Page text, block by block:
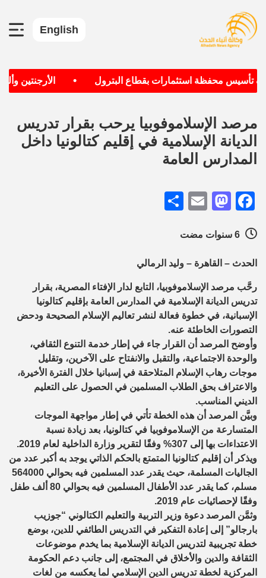
English
تأسيس محفظة استثمارات بقطاع البترول الأرجنتين
مرصد الإسلاموفوبيا يرحب بقرار تدريس
الديانة الإسلامية في إقليم كتالونيا داخل
المدارس العامة
Facebook
Mastodon
Email
الحدث – القاهرة – وليد الرمالي
رحَّب مرصد الإسلاموفوبيا، التابع لدار الإفتاء المصرية، بقرار
تدريس الديانة الإسلامية في المدارس العامة بإقليم كتالونيا
الإسبانية، في خطوة فعالة لنشر تعاليم الإسلام الصحيحة ودحض
التصورات الخاطئة عنه.
وأوضح المرصد أن القرار جاء في إطار خدمة التنوع الثقافي،
والوحدة الاجتماعية، والتقبل والانفتاح على الآخرين، وتقليل
موجات رهاب الإسلام المتلاحقة في إسبانيا خلال الفترة الأخيرة،
والاعتراف بحق الطلاب المسلمين في الحصول على التعليم
الديني المناسب.
وبيَّن المرصد أن هذه الخطة تأتي في إطار مواجهة الموجات
المتسارعة من الإسلاموفوبيا في كتالونيا، بعد زيادة نسبة
الاعتداءات بها إلى 307% وفقًا لتقرير وزارة الداخلية لعام 2019.
ويذكر أن إقليم كتالونيا المتمتع بالحكم الذاتي يوجد به أكبر عدد من
الجاليات المسلمة، حيث يقدر عدد المسلمين فيه بحوالي 564000
مسلم، كما يقدر عدد الأطفال المسلمين فيه بحوالي 80 ألف طفل
وفقًا لإحصائيات عام 2019.
وثمَّن المرصد دعوة وزير التربية والتعليم الكتالوني “جوزيب
بارجالو” إلى إعادة التفكير في التدريس الطائفي للدين، بوضع
خطة تجريبية لتدريس الديانة الإسلامية بما يخدم موضوعات
الثقافة والدين والأخلاق في المجتمع، إلى جانب دعم الحكومة
المركزية لخطة تدريس الدين الإسلامي لما يعكسه من لغات